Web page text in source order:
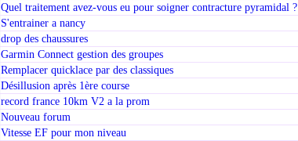
Quel traitement avez-vous eu pour soigner contracture pyramidal ?
S'entrainer a nancy
drop des chaussures
Garmin Connect gestion des groupes
Remplacer quicklace par des classiques
Désillusion après 1ère course
record france 10km V2 a la prom
Nouveau forum
Vitesse EF pour mon niveau